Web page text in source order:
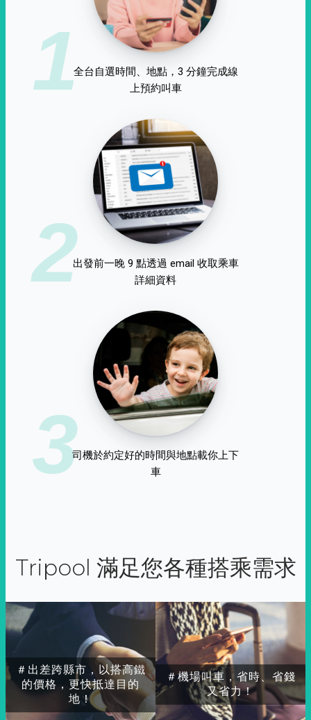
1全台自選時間、地點，3 分鐘完成線
上預約叫車
2出發前一晚 9 點透過 email 收取乘車
詳細資料
3司機於約定好的時間與地點載你上下
車
Tripool 滿足您各種搭乘需求
＃出差跨縣市，以搭高鐵
的價格，更快抵達目的
地！
＃機場叫車，省時、省錢
又省力！